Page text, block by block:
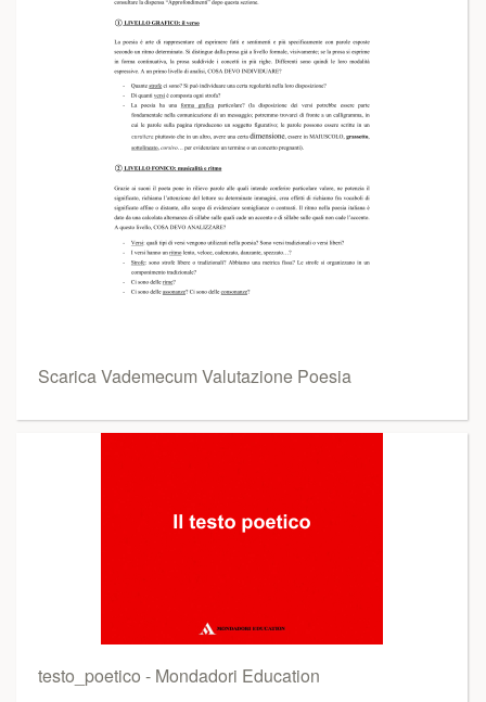
Scarica Vademecum Valutazione Poesia
testo_poetico - Mondadori Education